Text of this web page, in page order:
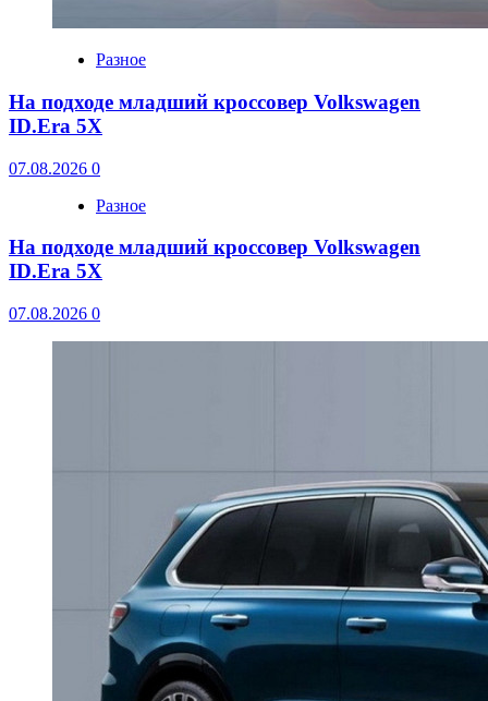
Разное
На подходе младший кроссовер Volkswagen
ID.Era 5X
07.08.2026 0
Разное
На подходе младший кроссовер Volkswagen
ID.Era 5X
07.08.2026 0